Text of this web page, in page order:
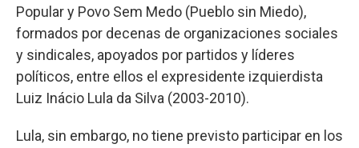
Popular y Povo Sem Medo (Pueblo sin Miedo),
formados por decenas de organizaciones sociales
y sindicales, apoyados por partidos y líderes
políticos, entre ellos el expresidente izquierdista
Luiz Inácio Lula da Silva (2003-2010).
Lula, sin embargo, no tiene previsto participar en los